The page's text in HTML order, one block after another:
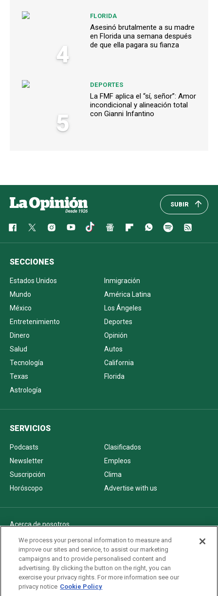
4
FLORIDA
Asesinó brutalmente a su madre
en Florida una semana después
de que ella pagara su fianza
5
DEPORTES
La FMF aplica el “sí, señor”: Amor
incondicional y alineación total
con Gianni Infantino
SUBIR
SECCIONES
Estados Unidos
Inmigración
Mundo
América Latina
México
Los Ángeles
Entretenimiento
Deportes
Dinero
Opinión
Salud
Autos
Tecnología
California
Texas
Florida
Astrología
SERVICIOS
Podcasts
Clasificados
Newsletter
Empleos
Suscripción
Clima
Horóscopo
Advertise with us
Acerca de nosotros
Politica de privacidad
Pautas Editoriales
AdChoices
Advertise with us
Newsletters
We process your personal information to measure and
improve our sites and service, to assist our marketing
campaigns and to provide personalised content and
advertising. By clicking the button on the right, you can
exercise your privacy rights. For more information see our
privacy notice Cookie Policy